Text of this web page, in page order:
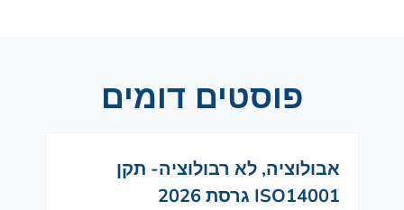
פוסטים דומים
אבולוציה, לא רבולוציה- תקן
ISO14001 גרסת 2026